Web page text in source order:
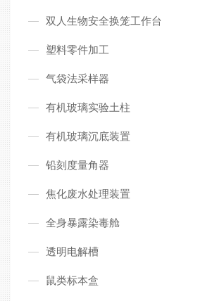
双人生物安全换笼工作台
塑料零件加工
气袋法采样器
有机玻璃实验土柱
有机玻璃沉底装置
铅刻度量角器
焦化废水处理装置
全身暴露染毒舱
透明电解槽
鼠类标本盒